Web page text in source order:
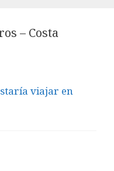
– Costa
viajar en